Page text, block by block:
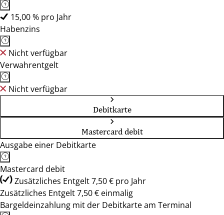
15,00 % pro Jahr
Habenzins
Nicht verfügbar
Verwahrentgelt
Nicht verfügbar
Debitkarte
Mastercard debit
Ausgabe einer Debitkarte
Mastercard debit
Zusätzliches Entgelt 7,50 € pro Jahr
Zusätzliches Entgelt 7,50 € einmalig
Bargeldeinzahlung mit der Debitkarte am Terminal